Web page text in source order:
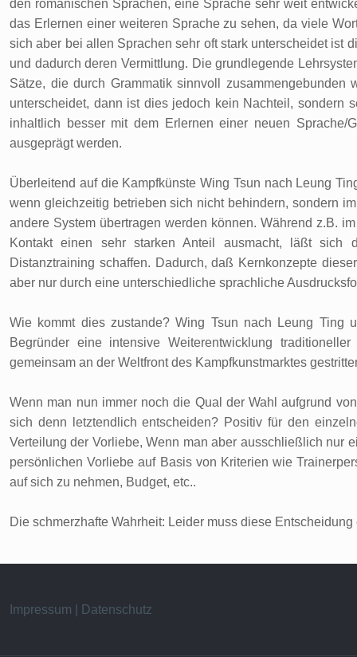
den romanischen Sprachen, eine Sprache sehr weit
das Erlernen einer weiteren Sprache zu sehen, da viele
sich aber bei allen Sprachen sehr oft stark unterscheidet ist
und dadurch deren Vermittlung. Die grundlegende
Sätze, die durch Grammatik sinnvoll
unterscheidet, dann ist dies jedoch kein Nachteil, sondern
inhaltlich besser mit dem Erlernen einer neuen Sprache/
ausgeprägt werden.
Überleitend auf die Kampfkünste Wing Tsun nach Leung
wenn gleichzeitig betrieben sich nicht behindern, sondern
andere System übertragen werden können. Während z.B.
Kontakt einen sehr starken Anteil ausmacht, läßt
Distanztraining schaffen. Dadurch, daß Kernkonzepte
aber nur durch eine unterschiedliche sprachliche
Wie kommt dies zustande? Wing Tsun nach Leung Ting
Begründer eine intensive Weiterentwicklung
gemeinsam an der Weltfront des Kampfkunstmarktes
Wenn man nun immer noch die Qual der Wahl aufgrund
sich denn letztendlich entscheiden? Positiv für den
Verteilung der Vorliebe, Wenn man aber ausschließlich nur
persönlichen Vorliebe auf Basis von Kriterien wie
auf sich zu nehmen, Budget, etc..
Die schmerzhafte Wahrheit: Leider muss diese
Impressum | Datenschutz